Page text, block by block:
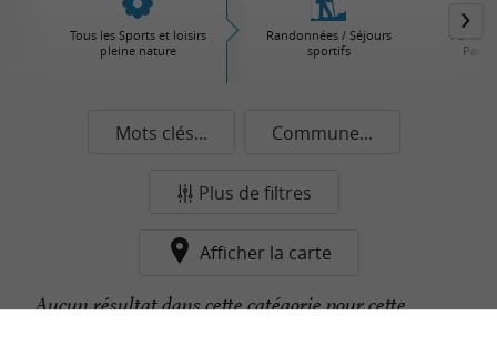
Tous les Sports et loisirs
pleine nature
Randonnées / Séjours
sportifs
Parcs
Mots clés... Commune...
Plus de filtres
Afficher la carte
Aucun résultat dans cette catégorie pour cette